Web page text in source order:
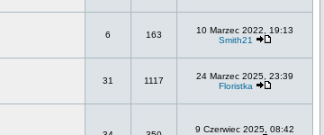
6 163
10 Marzec 2022, 19:13
Smith21
31 1117
24 Marzec 2025, 23:39
Floristka
9 Czerwiec 2025, 08:42